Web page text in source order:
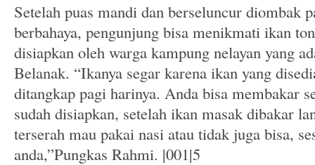
Setelah puas mandi dan berseluncur diombak
berbahaya, pengunjung bisa menikmati ikan
disiapkan oleh warga kampung nelayan yang
Belanak. “Ikanya segar karena ikan yang
ditangkap pagi harinya. Anda bisa membakar
sudah disiapkan, setelah ikan masak dibakar
terserah mau pakai nasi atau tidak juga bisa,
anda,”Pungkas Rahmi. |001|5